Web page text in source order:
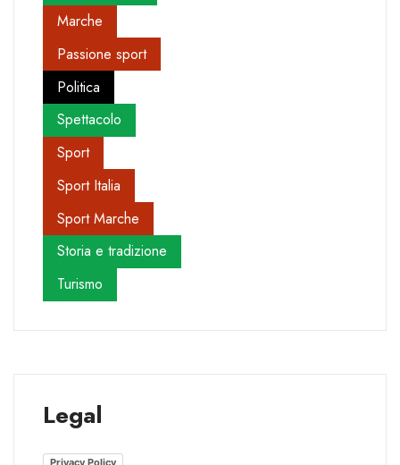
Marche
Passione sport
Politica
Spettacolo
Sport
Sport Italia
Sport Marche
Storia e tradizione
Turismo
Legal
Privacy Policy